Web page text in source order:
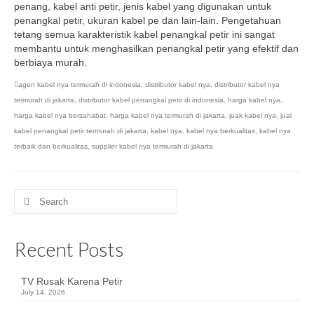
penang, kabel anti petir, jenis kabel yang digunakan untuk
penangkal petir, ukuran kabel pe dan lain-lain. Pengetahuan
tetang semua karakteristik kabel penangkal petir ini sangat
membantu untuk menghasilkan penangkal petir yang efektif dan
berbiaya murah.
agen kabel nya termurah di indonesia distributor kabel nya
distributor kabel nya
termurah di jakarta
distributor kabel penangkal petir di indonesia harga kabel nya
harga kabel nya bersahabat harga kabel nya termurah di jakarta juak kabel nya
jual
kabel penangkal petir termurah di jakarta
kabel nya kabel nya berkualitas kabel nya
terbaik dan berkualitas supplier kabel nya termurah di jakarta
Search
Recent Posts
TV Rusak Karena Petir
July 14, 2026